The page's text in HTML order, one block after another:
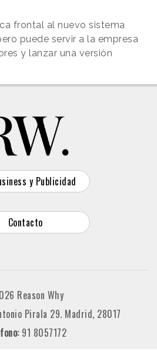
frontal al nuevo sistema
puede servir a la empresa
y lanzar una versión
y Publicidad
Contacto
Reason Why
Pirala 29. Madrid, 28017
91 8057172